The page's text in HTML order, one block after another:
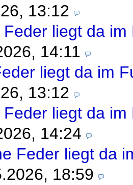
13:12
Feder liegt da
14:11
liegt da im
13:12
Feder liegt da
14:24
Feder liegt da
18:59